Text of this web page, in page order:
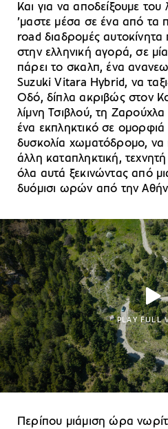
Και για να αποδείξουμε
’μαστε μέσα σε ένα από τα
road διαδρομές
στην ελληνική αγορά, σε
πάρει το σκαλπ, ένα
Suzuki Vitara Hybrid, να
Οδό, δίπλα ακριβώς στον
λίμνη Τσιβλού, τη
ένα εκπληκτικό σε
δυσκολία χωματόδρομο, να
άλλη καταπληκτική,
όλα αυτά ξεκινώντας από
δυόμισι ωρών από την
PLAY FULL
Περίπου μιάμιση ώρα